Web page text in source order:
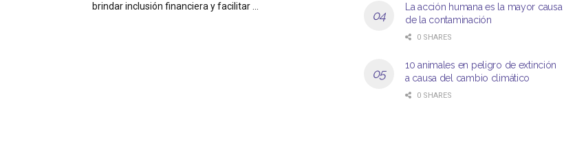
brindar inclusión financiera y facilitar ...
La acción humana es la mayor causa
de la contaminación
0 SHARES
10 animales en peligro de extinción
a causa del cambio climático
0 SHARES